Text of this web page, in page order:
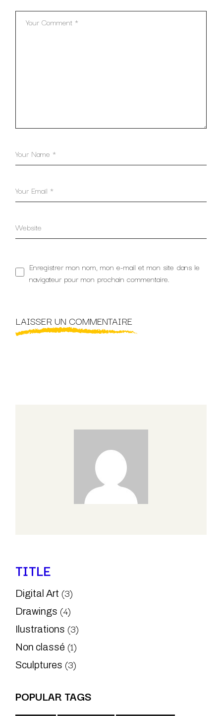
Enregistrer mon nom, mon e-mail et mon site dans le
navigateur pour mon prochain commentaire.
LAISSER UN COMMENTAIRE
TITLE
Digital Art (3)
Drawings (4)
Ilustrations (3)
Non classé (1)
Sculptures (3)
POPULAR TAGS